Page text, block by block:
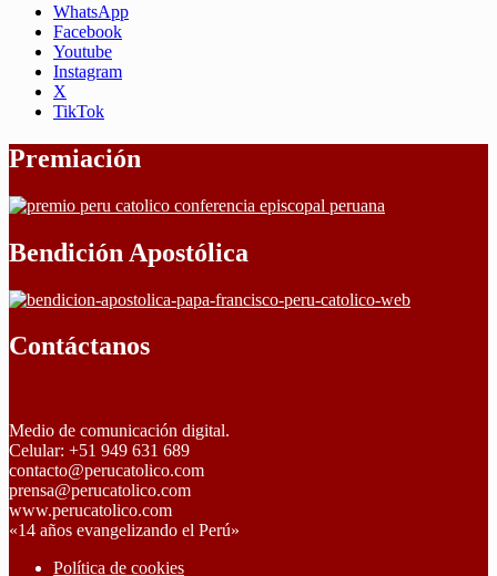
WhatsApp
Facebook
Youtube
Instagram
X
TikTok
Premiación
Bendición Apostólica
Contáctanos
Medio de comunicación digital.
Celular: +51 949 631 689
contacto@perucatolico.com
prensa@perucatolico.com
www.perucatolico.com
«14 años evangelizando el Perú»
Política de cookies